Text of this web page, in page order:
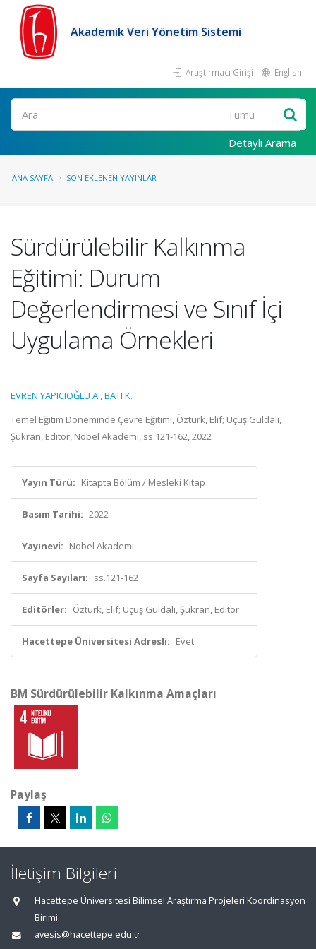
Akademik Veri Yönetim Sistemi
Araştırmacı Girişi English
Ara
Detaylı Arama
ANA SAYFA SON EKLENEN YAYINLAR
Sürdürülebilir Kalkınma
Eğitimi: Durum
Değerlendirmesi ve Sınıf İçi
Uygulama Örnekleri
EVREN YAPICIOĞLU A.,BATI K.
Temel Eğitim Döneminde Çevre Eğitimi, Öztürk, Elif; Uçuş Güldalı,
Şükran, Editör, Nobel Akademi, ss.121-162, 2022
Yayın Türü: Kitapta Bölüm / Mesleki Kitap
Basım Tarihi: 2022
Yayınevi: Nobel Akademi
Sayfa Sayıları: ss.121-162
Editörler: Öztürk, Elif; Uçuş Güldalı, Şükran, Editör
Hacettepe Üniversitesi Adresli: Evet
BM Sürdürülebilir Kalkınma Amaçları
Paylaş
İletişim Bilgileri
Hacettepe Üniversitesi Bilimsel Araştırma Projeleri Koordinasyon
Birimi
avesis@hacettepe.edu.tr